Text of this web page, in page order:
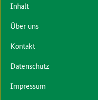
Inhalt
Über uns
Kontakt
Datenschutz
Impressum